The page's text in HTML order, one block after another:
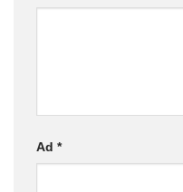
Ad *